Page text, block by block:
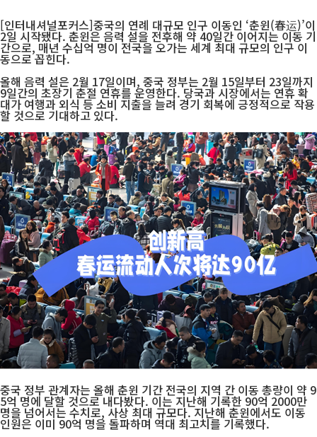
[인터내셔널포커스]중국의 연례 대규모 인구 이동인 ‘춘윈(春运)’이
2일 시작됐다. 춘윈은 음력 설을 전후해 약 40일간 이어지는 이동 기
간으로, 매년 수십억 명이 전국을 오가는 세계 최대 규모의 인구 이
동으로 꼽힌다.
올해 음력 설은 2월 17일이며, 중국 정부는 2월 15일부터 23일까지
9일간의 초장기 춘절 연휴를 운영한다. 당국과 시장에서는 연휴 확
대가 여행과 외식 등 소비 지출을 늘려 경기 회복에 긍정적으로 작용
할 것으로 기대하고 있다.
중국 정부 관계자는 올해 춘윈 기간 전국의 지역 간 이동 총량이 약 9
5억 명에 달할 것으로 내다봤다. 이는 지난해 기록한 90억 2000만
명을 넘어서는 수치로, 사상 최대 규모다. 지난해 춘윈에서도 이동
인원은 이미 90억 명을 돌파하며 역대 최고치를 기록했다.